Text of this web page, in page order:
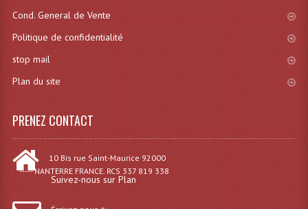
Flexibles Lumineux Leds
Guirlandes Lumineuse
Cond. General de Vente
Politique de confidentialité
stop mail
Plan du site
PRENEZ CONTACT
10 Bis rue Saint-Maurice 92000
----- NANTERRE FRANCE. RCS 337 819 338
Suivez-nous sur Plan